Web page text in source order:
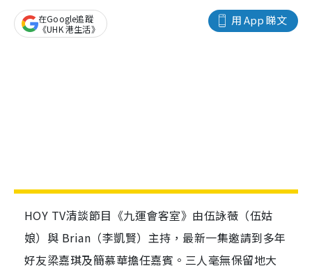
用 App 睇文
在Google追蹤
《UHK 港生活》
HOY TV清談節目《九運會客室》由伍詠薇（伍姑
娘）與 Brian（李凱賢）主持，最新一集邀請到多年
好友梁嘉琪及簡慕華擔任嘉賓。三人毫無保留地大